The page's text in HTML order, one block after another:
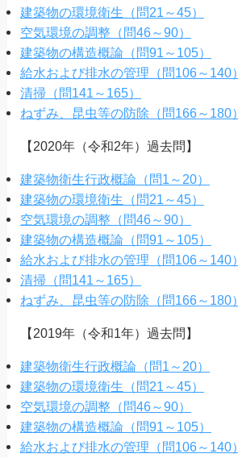
建築物の環境衛生（問21～45）
空気環境の調整（問46～90）
建築物の構造概論（問91～105）
給水および排水の管理（問106～140）
清掃（問141～165）
ねずみ、昆虫等の防除（問166～180）
【2020年（令和2年）過去問】
建築物衛生行政概論（問1～20）
建築物の環境衛生（問21～45）
空気環境の調整（問46～90）
建築物の構造概論（問91～105）
給水および排水の管理（問106～140）
清掃（問141～165）
ねずみ、昆虫等の防除（問166～180）
【2019年（令和1年）過去問】
建築物衛生行政概論（問1～20）
建築物の環境衛生（問21～45）
空気環境の調整（問46～90）
建築物の構造概論（問91～105）
給水および排水の管理（問106～140）